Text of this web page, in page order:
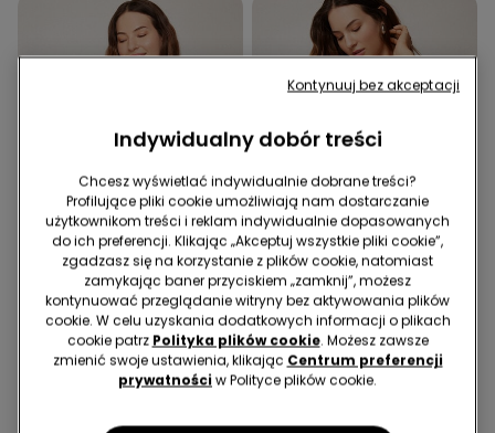
Darmowa dostawa
Biustonosz Bikini Push-Up
Usztywniony Dreamy
Darmowa dostawa
1 Kolor
Brazyliany Bikini ze
Sznureczkami Dreamy
Indywidualny dobór treści
Chcesz wyświetlać indywidualnie dobrane treści?
Profilujące pliki cookie umożliwiają nam dostarczanie
użytkownikom treści i reklam indywidualnie dopasowanych
do ich preferencji. Klikając „Akceptuj wszystkie pliki cookie”,
zgadzasz się na korzystanie z plików cookie, natomiast
zamykając baner przyciskiem „zamknij”, możesz
kontynuować przeglądanie witryny bez aktywowania plików
cookie. W celu uzyskania dodatkowych informacji o plikach
cookie patrz Polityka plików cookie. Możesz zawsze
zmienić swoje ustawienia, klikając Centrum preferencji
prywatności w Polityce plików cookie.
Kontynuuj bez akceptacji